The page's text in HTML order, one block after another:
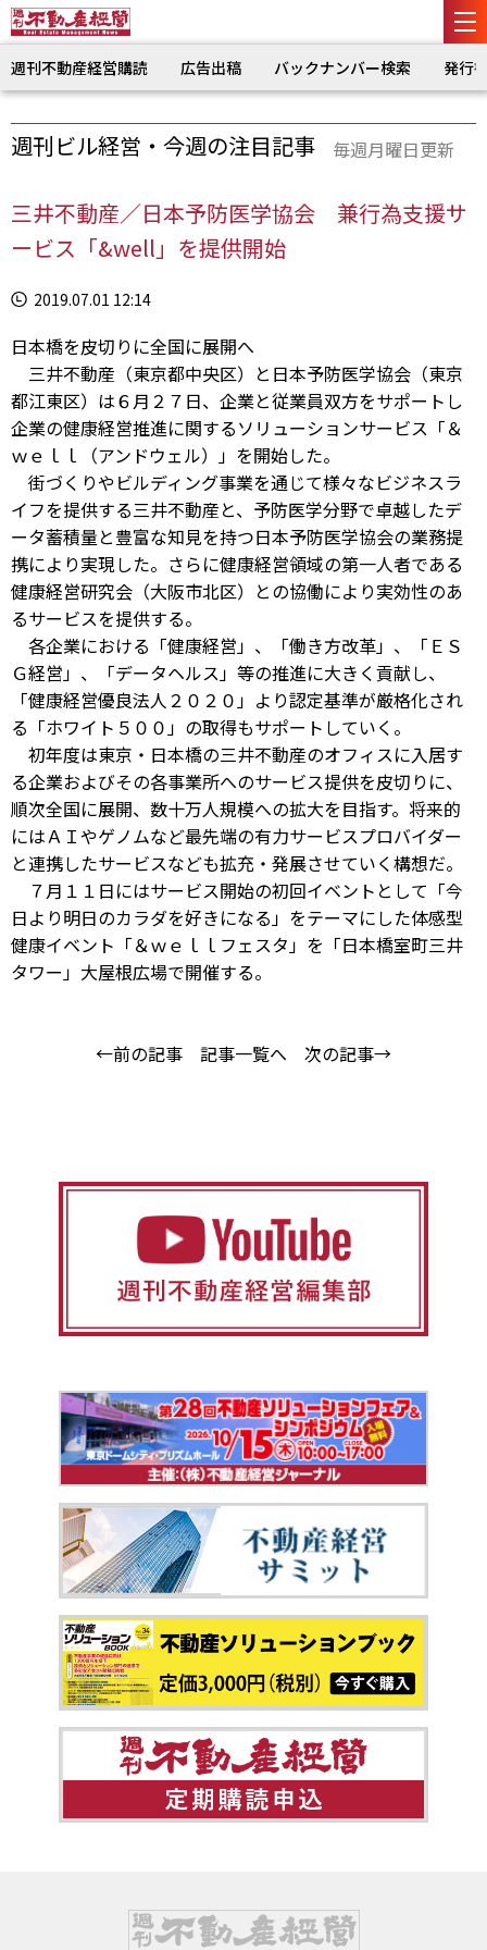
週刊不動産経営購読 広告出稿 バックナンバー検索 発行
週刊ビル経営・今週の注目記事 毎週月曜日更新
三井不動産／日本予防医学協会 兼行為支援サ
ービス「&well」を提供開始
2019.07.01 12:14
日本橋を皮切りに全国に展開へ
三井不動産（東京都中央区）と日本予防医学協会（東京
都江東区）は６月２７日、企業と従業員双方をサポートし
企業の健康経営推進に関するソリューションサービス「＆
ｗｅｌｌ（アンドウェル）」を開始した。
街づくりやビルディング事業を通じて様々なビジネスラ
イフを提供する三井不動産と、予防医学分野で卓越したデ
ータ蓄積量と豊富な知見を持つ日本予防医学協会の業務提
携により実現した。さらに健康経営領域の第一人者である
健康経営研究会（大阪市北区）との協働により実効性のあ
るサービスを提供する。
各企業における「健康経営」、「働き方改革」、「ＥＳ
Ｇ経営」、「データヘルス」等の推進に大きく貢献し、
「健康経営優良法人２０２０」より認定基準が厳格化され
る「ホワイト５００」の取得もサポートしていく。
初年度は東京・日本橋の三井不動産のオフィスに入居す
る企業およびその各事業所へのサービス提供を皮切りに、
順次全国に展開、数十万人規模への拡大を目指す。将来的
にはＡＩやゲノムなど最先端の有力サービスプロバイダー
と連携したサービスなども拡充・発展させていく構想だ。
７月１１日にはサービス開始の初回イベントとして「今
日より明日のカラダを好きになる」をテーマにした体感型
健康イベント「＆ｗｅｌｌフェスタ」を「日本橋室町三井
タワー」大屋根広場で開催する。
←前の記事 記事一覧へ 次の記事→